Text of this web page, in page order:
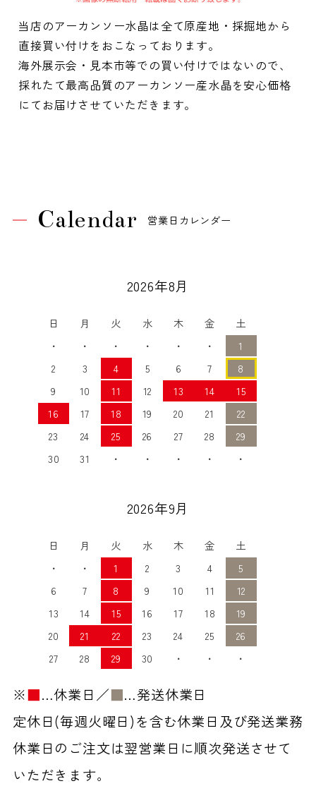
当店のアーカンソー水晶は全て原産地・採掘地から
直接買い付けをおこなっております。
海外展示会・見本市等での買い付けではないので、
採れたて最高品質のアーカンソー産水晶を安心価格
にてお届けさせていただきます。
Calendar 営業日カレンダー
2026年8月
日 月 火 水 木 金
土
・
・ ・ ・ ・ ・
1
2
3 4 5 6 7
8
9
10 11 12 13 14
15
16
17 18 19 20 21
22
23
24 25 26 27 28
29
30
31 ・ ・ ・ ・ ・
2026年9月
日 月 火 水 木 金
土
・
・ 1 2 3 4
5
6
7 8 9 10 11
12
13
14 15 16 17 18
19
20
21 22 23 24 25
26
27
28 29 30 ・ ・ ・
※■…休業日／■…発送休業日
定休日(毎週火曜日)を含む休業日及び発送業務
休業日のご注文は翌営業日に順次発送させて
いただきます。